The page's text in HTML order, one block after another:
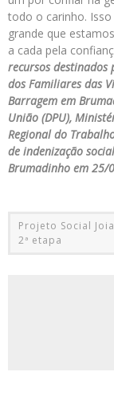
todo o carinho.
grande que
a cada pela
recursos destinados
dos Familiares das
Barragem em
União (DPU),
Regional do
de indenização
Brumadinho em 25/
Projeto Social
2ª etapa